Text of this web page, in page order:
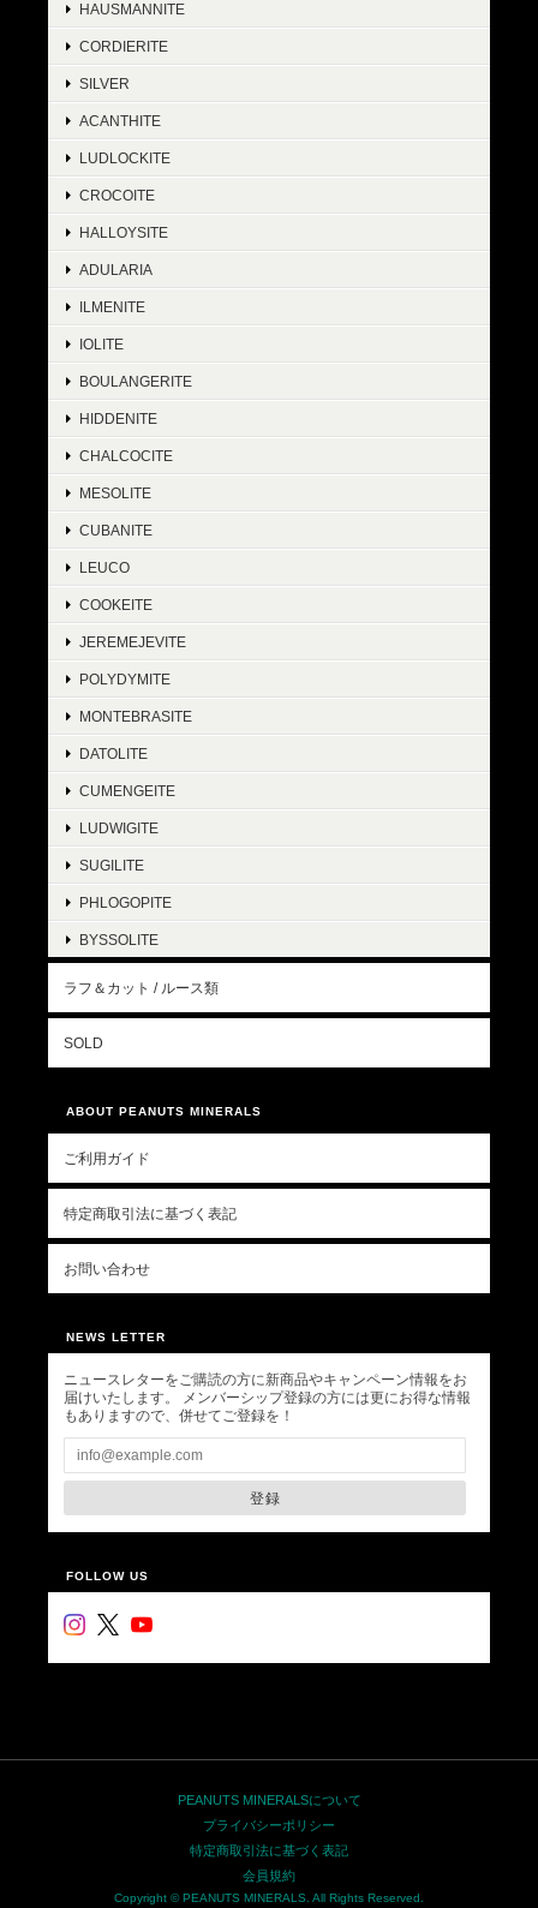
HAUSMANNITE
CORDIERITE
SILVER
ACANTHITE
LUDLOCKITE
CROCOITE
HALLOYSITE
ADULARIA
ILMENITE
IOLITE
BOULANGERITE
HIDDENITE
CHALCOCITE
MESOLITE
CUBANITE
LEUCO
COOKEITE
JEREMEJEVITE
POLYDYMITE
MONTEBRASITE
DATOLITE
CUMENGEITE
LUDWIGITE
SUGILITE
PHLOGOPITE
BYSSOLITE
ラフ＆カット / ルース類
SOLD
ABOUT PEANUTS MINERALS
ご利用ガイド
特定商取引法に基づく表記
お問い合わせ
NEWS LETTER
ニュースレターをご購読の方に新商品やキャンペーン情報をお
届けいたします。 メンバーシップ登録の方には更にお得な情報
もありますので、併せてご登録を！
登録
FOLLOW US
PEANUTS MINERALSについて
プライバシーポリシー
特定商取引法に基づく表記
会員規約
Copyright © PEANUTS MINERALS. All Rights Reserved.